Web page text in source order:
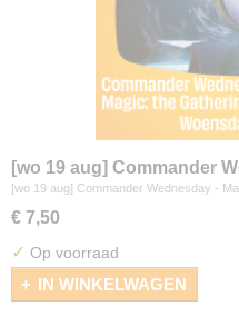
[wo 19 aug] Commander
Gathering
[wo 19 aug] Commander Wednesday -
€ 7,50
✓ Op voorraad
IN WINKELWAGEN